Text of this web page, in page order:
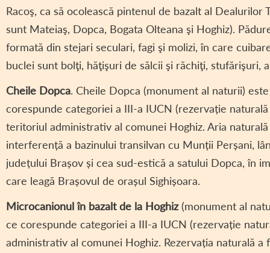
TRANSPARENȚĂ
AVIZE /
VÂNZARE
Racoş, ca să ocolească pintenul de bazalt al
sunt Mateiaş, Dopca, Bogata Olteana şi Hoghiz).
formată din stejari seculari, fagi şi molizi, în care
buclei sunt bolţi, hăţişuri de sălcii şi răchiţi, stufărişuri,
Cheile Dopca. Cheile Dopca (monument al naturii)
corespunde categoriei a III-a IUCN (rezervație
teritoriul administrativ al comunei Hoghiz. Aria
interferență a bazinului transilvan cu Munții Perșani,
județului Brașov și cea sud-estică a satului Dopca, în
care leagă Brașovul de orașul Sighișoara.
Microcanionul în bazalt de la Hoghiz(monument al
ce corespunde categoriei a III-a IUCN (rezervație
administrativ al comunei Hoghiz. Rezervația naturală